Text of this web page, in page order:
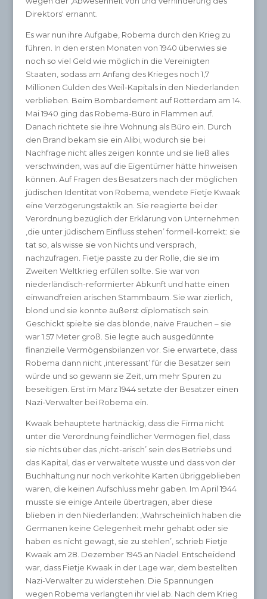
Direktors‘ ernannt.
Es war nun ihre Aufgabe, Robema durch den Krieg zu
führen. In den ersten Monaten von 1940 überwies sie
noch so viel Geld wie möglich in die Vereinigten
Staaten, sodass am Anfang des Krieges noch 1,7
Millionen Gulden des Weil-Kapitals in den Niederlanden
verblieben. Beim Bombardement auf Rotterdam am 14.
Mai 1940 ging das Robema-Büro in Flammen auf.
Danach richtete sie ihre Wohnung als Büro ein. Durch
den Brand bekam sie ein Alibi, wodurch sie bei
Nachfrage nicht alles zeigen konnte und sie ließ alles
verschwinden, was auf die Eigentümer hätte hinweisen
können. Auf Fragen des Besatzers nach der möglichen
jüdischen Identität von Robema, wendete Fietje Kwaak
eine Verzögerungstaktik an. Sie reagierte bei der
Verordnung bezüglich der Erklärung von Unternehmen
‚die unter jüdischem Einfluss stehen’ formell-korrekt: sie
tat so, als wisse sie von Nichts und versprach,
nachzufragen. Fietje passte zu der Rolle, die sie im
Zweiten Weltkrieg erfüllen sollte. Sie war von
niederländisch-reformierter Abkunft und hatte einen
einwandfreien arischen Stammbaum. Sie war zierlich,
blond und sie konnte äußerst diplomatisch sein.
Geschickt spielte sie das blonde, naive Frauchen – sie
war 1.57 Meter groß. Sie legte auch ausgedünnte
finanzielle Vermögensbilanzen vor. Sie erwartete, dass
Robema dann nicht ‚interessant’ für die Besatzer sein
würde und so gewann sie Zeit, um mehr Spuren zu
beseitigen. Erst im März 1944 setzte der Besatzer einen
Nazi-Verwalter bei Robema ein.
Kwaak behauptete hartnäckig, dass die Firma nicht
unter die Verordnung feindlicher Vermögen fiel, dass
sie nichts über das ‚nicht-arisch’ sein des Betriebs und
das Kapital, das er verwaltete wusste und dass von der
Buchhaltung nur noch verkohlte Karten übriggeblieben
waren, die keinen Aufschluss mehr gaben. Im April 1944
musste sie einige Anteile übertragen, aber diese
blieben in den Niederlanden: ‚Wahrscheinlich haben die
Germanen keine Gelegenheit mehr gehabt oder sie
haben es nicht gewagt, sie zu stehlen’, schrieb Fietje
Kwaak am 28. Dezember 1945 an Nadel. Entscheidend
war, dass Fietje Kwaak in der Lage war, dem bestellten
Nazi-Verwalter zu widerstehen. Die Spannungen
wegen Robema verlangten ihr viel ab. Nach dem Krieg